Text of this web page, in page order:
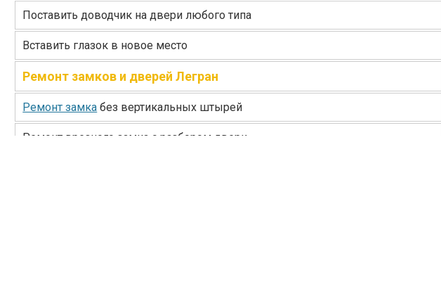
Поставить доводчик на двери любого типа
Вставить глазок в новое место
Ремонт замков и дверей Легран
Ремонт замка без вертикальных штырей
Ремонт врезного замка с разбором двери